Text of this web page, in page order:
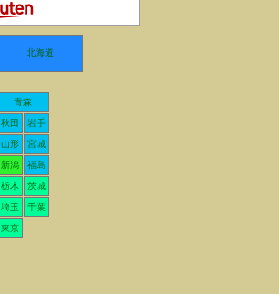
北海道
青森
秋田 岩手
山形 宮城
新潟 福島
栃木 茨城
埼玉 千葉
東京